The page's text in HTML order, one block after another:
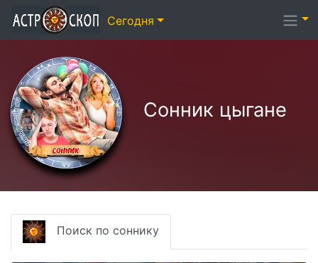
Сонник цыгане
Поиск по соннику
Сегодня